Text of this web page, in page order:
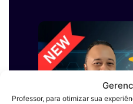
Professor, para otimizar sua